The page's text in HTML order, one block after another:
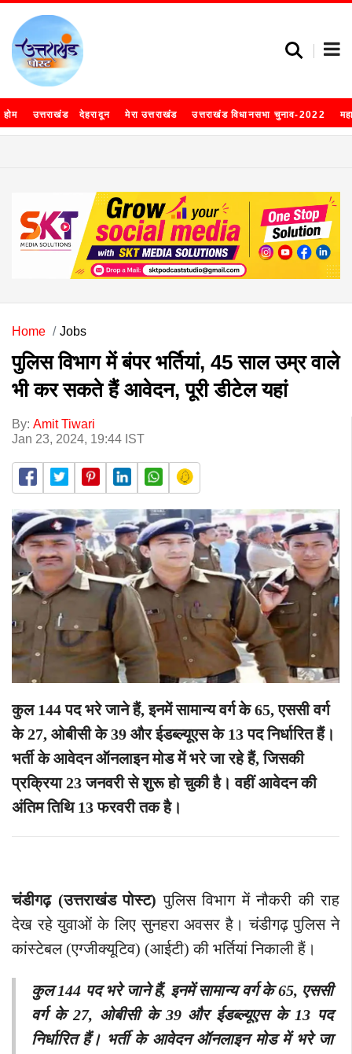
होम उत्तराखंड देहरादून मेरा उत्तराखंड उत्तराखंड विधानसभा चुनाव-2022
Home Jobs
पुलिस विभाग में बंपर भर्तियां, 45 साल उम्र वाले
भी कर सकते हैं आवेदन, पूरी डीटेल यहां
By: Amit Tiwari
Jan 23, 2024, 19:44 IST
कुल 144 पद भरे जाने हैं, इनमें सामान्य वर्ग के 65, एससी वर्ग
के 27, ओबीसी के 39 और ईडब्ल्यूएस के 13 पद निर्धारित हैं।
भर्ती के आवेदन ऑनलाइन मोड में भरे जा रहे हैं, जिसकी
प्रक्रिया 23 जनवरी से शुरू हो चुकी है। वहीं आवेदन की
अंतिम तिथि 13 फरवरी तक है।
चंडीगढ़ (उत्तराखंड पोस्ट) पुलिस विभाग में नौकरी की राह
देख रहे युवाओं के लिए सुनहरा अवसर है। चंडीगढ़ पुलिस ने
कांस्टेबल (एग्जीक्यूटिव) (आईटी) की भर्तियां निकाली हैं।
कुल 144 पद भरे जाने हैं, इनमें सामान्य वर्ग के 65, एससी
वर्ग के 27, ओबीसी के 39 और ईडब्ल्यूएस के 13 पद
निर्धारित हैं। भर्ती के आवेदन ऑनलाइन मोड में भरे जा